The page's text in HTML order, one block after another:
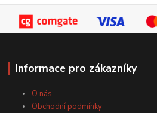
Informace pro zákazníky
O nás
Obchodní podmínky